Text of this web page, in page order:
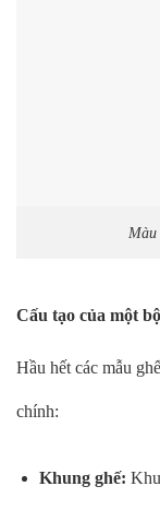
Màu
Cấu tạo của một
Hầu hết các mẫu
chính:
Khung ghế: